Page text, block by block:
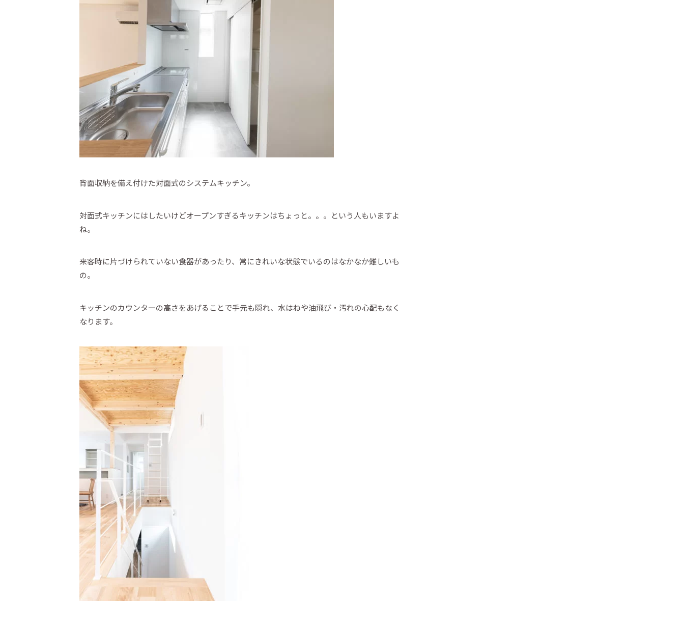
背面収納を備え付けた対面式のシステムキッチン。
対面式キッチンにはしたいけどオープンすぎるキッチンはちょっと。。。という人もいますよ
ね。
来客時に片づけられていない食器があったり、常にきれいな状態でいるのはなかなか難しいも
の。
キッチンのカウンターの高さをあげることで手元も隠れ、水はねや油飛び・汚れの心配もなく
なります。